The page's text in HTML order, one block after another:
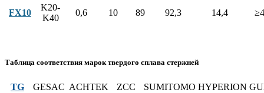
FX10
K20-
K40
0,6 10 89 92,3 14,4
Таблица соответствия марок твердого сплава стержней
TG GESAC ACHTEK ZCC SUMITOMO HYPERION